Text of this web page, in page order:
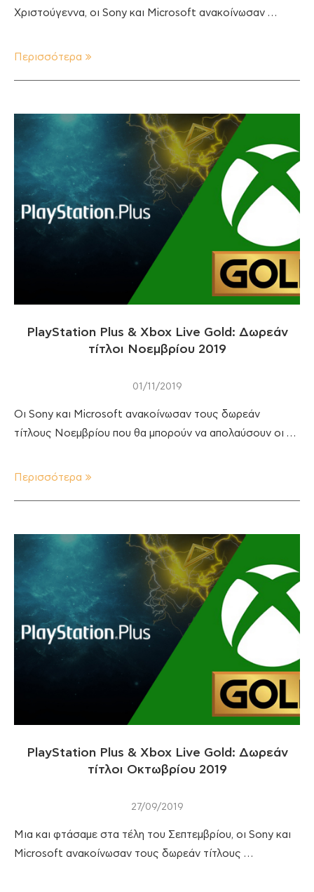
Χριστούγεννα, οι Sony και Microsoft ανακοίνωσαν …
Περισσότερα
PlayStation Plus & Xbox Live Gold: Δωρεάν
τίτλοι Νοεμβρίου 2019
01/11/2019
Οι Sony και Microsoft ανακοίνωσαν τους δωρεάν
τίτλους Νοεμβρίου που θα μπορούν να απολαύσουν οι …
Περισσότερα
PlayStation Plus & Xbox Live Gold: Δωρεάν
τίτλοι Οκτωβρίου 2019
27/09/2019
Μια και φτάσαμε στα τέλη του Σεπτεμβρίου, οι Sony και
Microsoft ανακοίνωσαν τους δωρεάν τίτλους …